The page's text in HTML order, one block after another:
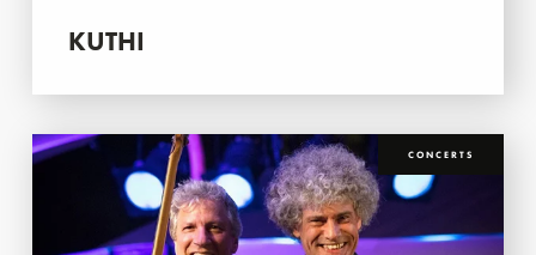
KUTHI
CONCERTS